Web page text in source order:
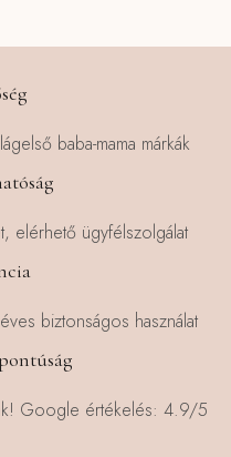
baba-mama márkák
elérhető ügyfélszolgálat
biztonságos használat
Google értékelés: 4.9/5